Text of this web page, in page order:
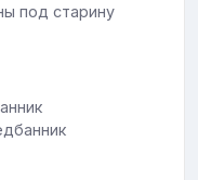
под старину